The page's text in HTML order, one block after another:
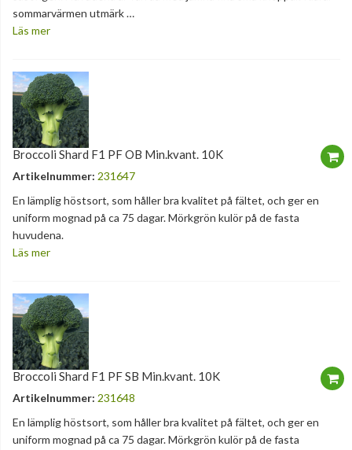
sommarvärmen utmärk …
Läs mer
Broccoli Shard F1 PF OB Min.kvant. 10K
Artikelnummer: 231647
En lämplig höstsort, som håller bra kvalitet på fältet, och ger en
uniform mognad på ca 75 dagar. Mörkgrön kulör på de fasta
huvudena.
Läs mer
Broccoli Shard F1 PF SB Min.kvant. 10K
Artikelnummer: 231648
En lämplig höstsort, som håller bra kvalitet på fältet, och ger en
uniform mognad på ca 75 dagar. Mörkgrön kulör på de fasta